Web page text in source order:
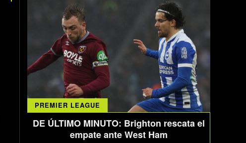
PREMIER LEAGUE
DE ÚLTIMO MINUTO: Brighton rescata el
empate ante West Ham